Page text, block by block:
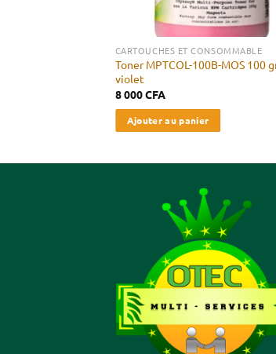
CARTOUCHES ET CONSOMMABLE
Toner MPTCOL-100B-MOS 100
violet
8 000CFA
Ajouter au panier